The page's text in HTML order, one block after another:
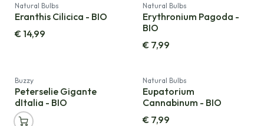
Natural Bulbs
Eranthis Cilicica - BIO
€ 14,99
Natural Bulbs
Erythronium Pagoda -
BIO
€ 7,99
Buzzy
Peterselie Gigante
dItalia - BIO
Natural Bulbs
Eupatorium
Cannabinum - BIO
€ 7,99